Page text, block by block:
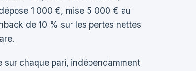
1 000 €, mise 5 000 € au
de 10 % sur les pertes nettes
sur chaque pari, indépendamment